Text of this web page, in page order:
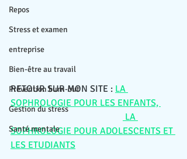
Repos
Stress et examen
entreprise
Bien-être au travail
Prévention burn-out
Gestion du stress
Santé mentale
RETOUR SUR MON SITE : LA
SOPHROLOGIE POUR LES ENFANTS,
LA
SOPHROLOGIE POUR ADOLESCENTS ET
LES ETUDIANTS